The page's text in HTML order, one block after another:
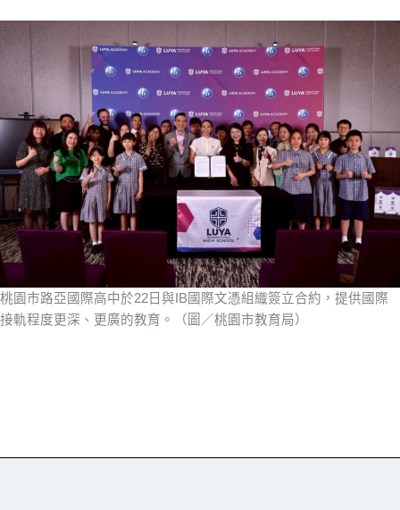
桃園市路亞國際高中於22日與IB國際文憑組織簽立合約，提供國際
接軌程度更深、更廣的教育。（圖／桃園市教育局）